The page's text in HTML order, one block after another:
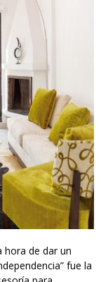
hora de dar un
fue la